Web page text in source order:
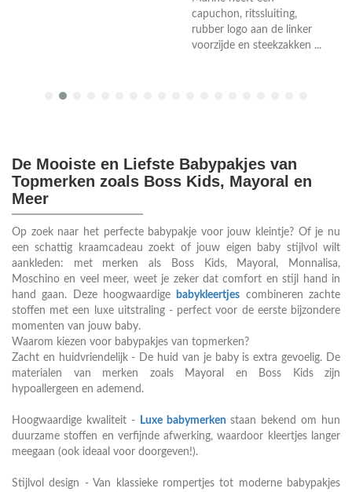
capuchon, ritssluiting,
rubber logo aan de linker
voorzijde en steekzakken ...
De Mooiste en Liefste Babypakjes van
Topmerken zoals Boss Kids, Mayoral en
Meer
Op zoek naar het perfecte babypakje voor jouw kleintje? Of je nu
een schattig kraamcadeau zoekt of jouw eigen baby stijlvol wilt
aankleden: met merken als Boss Kids, Mayoral, Monnalisa,
Moschino en veel meer, weet je zeker dat comfort en stijl hand in
hand gaan. Deze hoogwaardige
babykleertjes combineren zachte
stoffen met een luxe uitstraling - perfect voor de eerste bijzondere
momenten van jouw baby.
Waarom kiezen voor babypakjes van topmerken?
Zacht en huidvriendelijk - De huid van je baby is extra gevoelig. De
materialen van merken zoals Mayoral en Boss Kids zijn
hypoallergeen en ademend.
Hoogwaardige kwaliteit - Luxe babymerken staan bekend om hun
duurzame stoffen en verfijnde afwerking, waardoor kleertjes langer
meegaan (ook ideaal voor doorgeven!).
Stijlvol design - Van klassieke rompertjes tot moderne babypakjes